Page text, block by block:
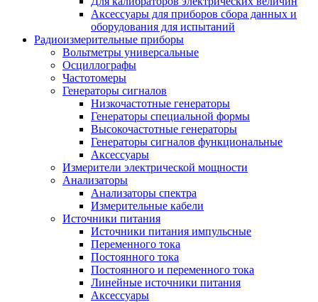
Аксессуары для приборов сбора данных и
оборудования для испытаний
Радиоизмерительные приборы
Вольтметры универсальные
Осциллографы
Частотомеры
Генераторы сигналов
Низкочастотные генераторы
Генераторы специальной формы
Высокочастотные генераторы
Генераторы сигналов функциональные
Аксессуары
Измерители электрической мощности
Анализаторы
Анализаторы спектра
Измерительные кабели
Источники питания
Источники питания импульсные
Переменного тока
Постоянного тока
Постоянного и переменного тока
Линейные источники питания
Аксессуары